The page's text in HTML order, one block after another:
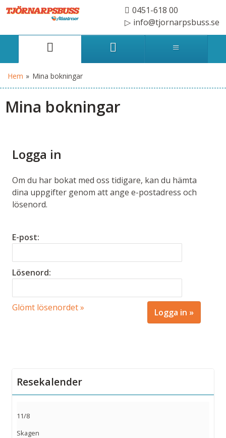
0451-618 00
info@tjornarpsbuss.se
Hem » Mina bokningar
Mina bokningar
Logga in
Om du har bokat med oss tidigare, kan du hämta
dina uppgifter genom att ange e-postadress och
lösenord.
E-post:
Lösenord:
Glömt lösenordet »
Resekalender
11/8
Skagen